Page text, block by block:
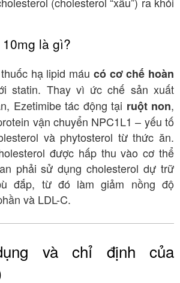
là gì?
hạ lipid máu có cơ chế hoàn
statin. Thay vì ức chế sản xuất
Ezetimibe tác động tại ruột non,
vận chuyển NPC1L1 – yếu tố
và phytosterol từ thức ăn.
được hấp thu vào cơ thể
phải sử dụng cholesterol dự trữ
đắp, từ đó làm giảm nồng độ
và LDL-C.
và chỉ định của